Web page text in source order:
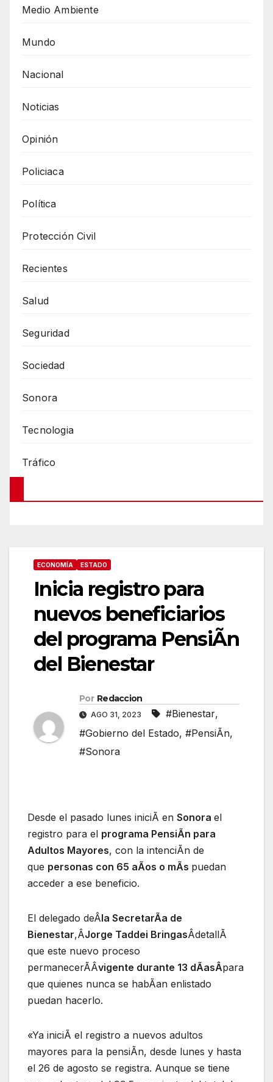
Medio Ambiente
Mundo
Nacional
Noticias
Opinión
Policiaca
Política
Protección Civil
Recientes
Salud
Seguridad
Sociedad
Sonora
Tecnologia
Tráfico
ECONOMÍA ESTADO
Inicia registro para
nuevos beneficiarios
del programa PensiÃn
del Bienestar
Por Redaccion
AGO 31, 2023 #Bienestar,
#Gobierno del Estado, #PensiÃn,
#Sonora
Desde el pasado lunes iniciÃ en Sonora el
registro para el programa PensiÃn para
Adultos Mayores, con la intenciÃn de
que personas con 65 aÃos o mÃs puedan
acceder a ese beneficio.
El delegado deÂla SecretarÃa de
Bienestar,ÂJorge Taddei BringasÂdetallÃ
que este nuevo proceso
permanecerÃÂvigente durante 13 dÃasÂpara
que quienes nunca se habÃan enlistado
puedan hacerlo.
«Ya iniciÃ el registro a nuevos adultos
mayores para la pensiÃn, desde lunes y hasta
el 26 de agosto se registra. Aunque se tiene